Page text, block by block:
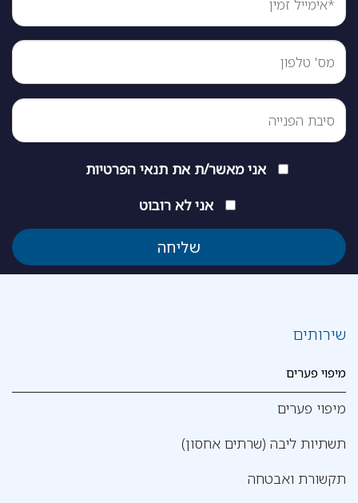
אני מאשר/ת את תנאי הפרטיות
אני לא רובוט
שירותים
מיפוי פערים
מיפוי פערים
תשתיות ליבה (שרתים אחסון)
תקשורת ואבטחה